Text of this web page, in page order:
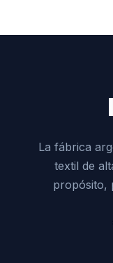
La fábrica
textil de
propósito,